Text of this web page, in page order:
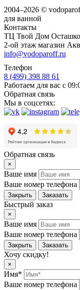
2004–2026 ©
для ванной
Контакты
ТЦ Твой Дом
2-ой этаж магазин
info@vodoparoff.ru
Телефон
8 (499) 398 88 61
Работаем для вас с
Обратная связь
Мы в соцсетях:
Обратная связь
×
Ваше имя
Ваше номер телефона
Закрыть Заказать
Быстрый заказ
×
Ваше имя
Ваше номер телефона
Закрыть Заказать
Хочу скидку!
×
Имя*
Ваше номер телефона